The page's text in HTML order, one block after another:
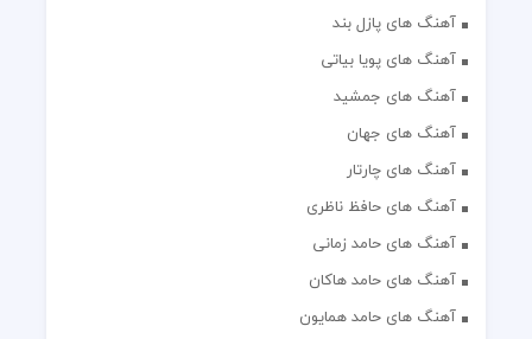
آهنگ های پازل بند
آهنگ های پویا بیاتی
آهنگ های جمشید
آهنگ های جهان
آهنگ های چارتار
آهنگ های حافظ ناظری
آهنگ های حامد زمانی
آهنگ های حامد هاکان
آهنگ های حامد همایون